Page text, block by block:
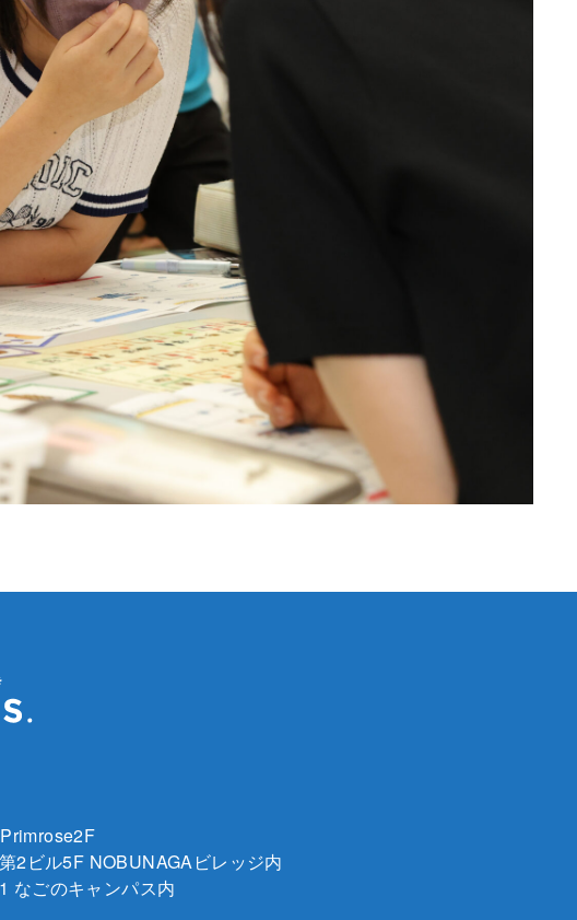
2ビル5F NOBUNAGAビレッジ内
なごのキャンパス内